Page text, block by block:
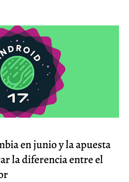
en junio y la apuesta
la diferencia entre el